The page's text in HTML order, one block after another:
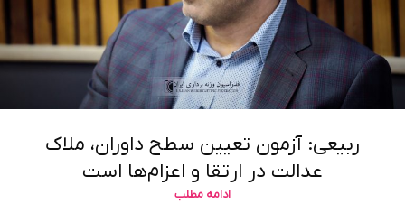
ربیعی: آزمون تعیین سطح داوران، ملاک
عدالت در ارتقا و اعزام‌ها است
ادامه مطلب